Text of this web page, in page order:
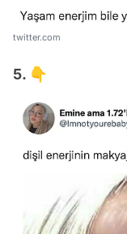
twitter.com
5. 👇